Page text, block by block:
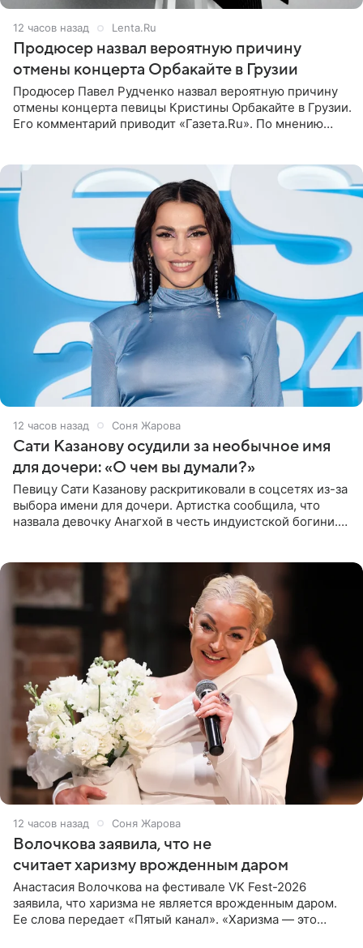
12 часов назад Lenta.Ru
Продюсер назвал вероятную причину
отмены концерта Орбакайте в Грузии
Продюсер Павел Рудченко назвал вероятную причину
отмены концерта певицы Кристины Орбакайте в Грузии.
Его комментарий приводит «Газета.Ru». По мнению
12 часов назад Соня Жарова
Сати Казанову осудили за необычное имя
для дочери: «О чем вы думали?»
Певицу Сати Казанову раскритиковали в соцсетях из-за
выбора имени для дочери. Артистка сообщила, что
назвала девочку Анагхой в честь индуистской богини.
12 часов назад Соня Жарова
Волочкова заявила, что не
считает харизму врожденным даром
Анастасия Волочкова на фестивале VK Fest-2026
заявила, что харизма не является врожденным даром.
Ее слова передает «Пятый канал». «Харизма — это